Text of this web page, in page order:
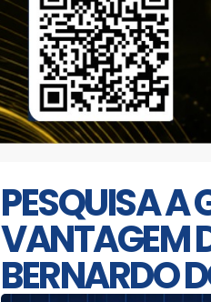
PESQUISA
VANTAGEM
BERNARDO